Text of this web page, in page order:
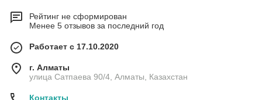
Рейтинг не сформирован
Менее 5 отзывов за последний год
Работает с 17.10.2020
г. Алматы
улица Сатпаева 90/4, Алматы, Казахстан
Контакты